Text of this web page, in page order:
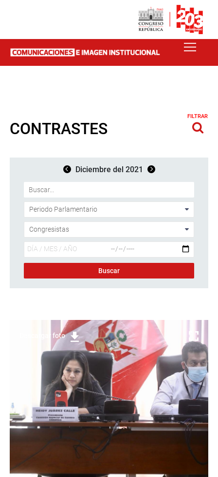
CONTRASTES
FILTRAR
Diciembre del 2021
Descargar foto